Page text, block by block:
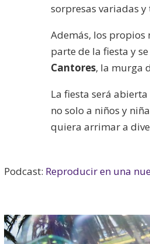
sorpresas variadas
Además, los
parte de la fiesta y
Cantores, la murga
La fiesta será
no solo a niños y
quiera arrimar a
Podcast: Reproducir en una